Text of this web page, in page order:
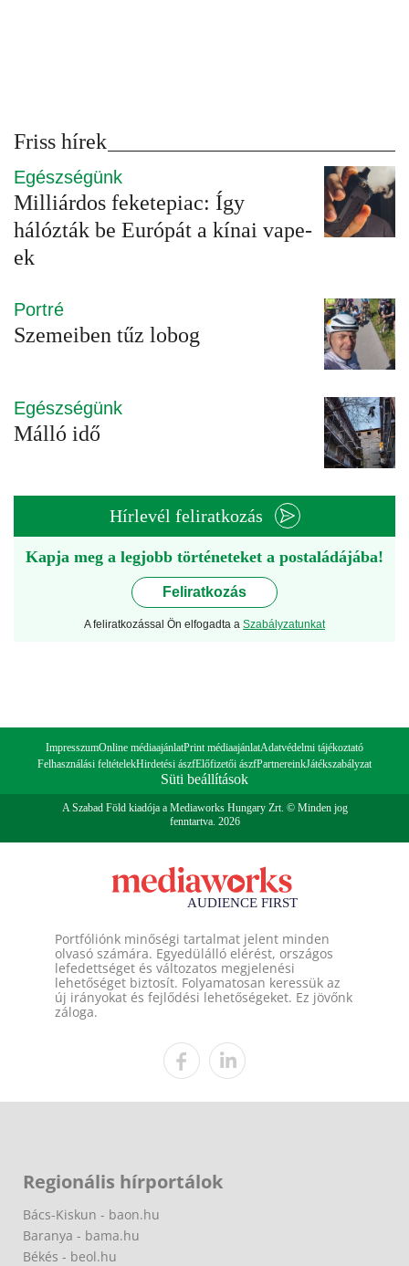
Friss hírek
Egészségünk
Milliárdos feketepiac: Így
hálózták be Európát a kínai vape-
ek
Portré
Szemeiben tűz lobog
Egészségünk
Málló idő
Hírlevél feliratkozás
Kapja meg a legjobb történeteket a postaládájába!
Feliratkozás
A feliratkozással Ön elfogadta a Szabályzatunkat
ImpresszumOnline médiaajánlatPrint médiaajánlatAdatvédelmi tájékoztató
Felhasználási feltételekHirdetési ászfElőfizetői ászfPartnereinkJátékszabályzat
Süti beállítások
A Szabad Föld kiadója a Mediaworks Hungary Zrt. © Minden jog
fenntartva. 2026
Portfóliónk minőségi tartalmat jelent minden
olvasó számára. Egyedülálló elérést, országos
lefedettséget és változatos megjelenési
lehetőséget biztosít. Folyamatosan keressük az
új irányokat és fejlődési lehetőségeket. Ez jövőnk
záloga.
Regionális hírportálok
Bács-Kiskun - baon.hu
Baranya - bama.hu
Békés - beol.hu